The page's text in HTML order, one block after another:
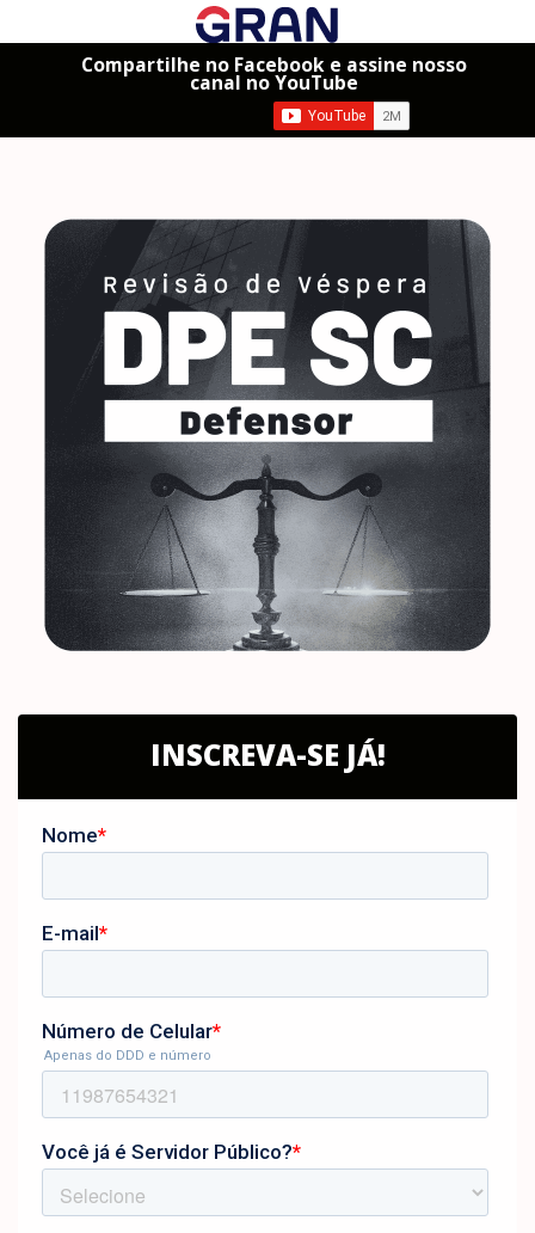
Compartilhe no Facebook e assine nosso
canal no YouTube
INSCREVA-SE JÁ!